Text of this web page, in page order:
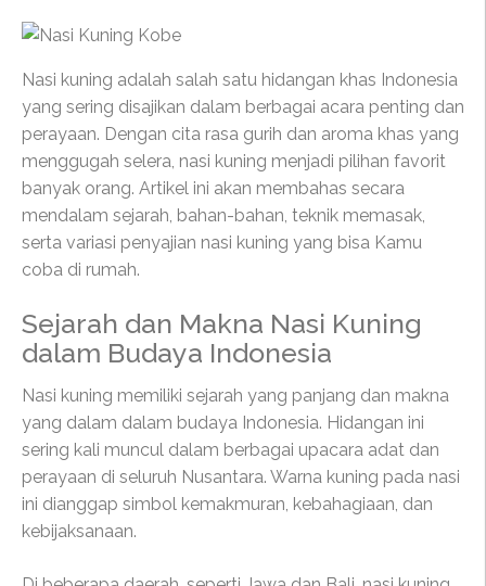
Nasi kuning adalah salah satu hidangan khas Indonesia
yang sering disajikan dalam berbagai acara penting dan
perayaan. Dengan cita rasa gurih dan aroma khas yang
menggugah selera, nasi kuning menjadi pilihan favorit
banyak orang. Artikel ini akan membahas secara
mendalam sejarah, bahan-bahan, teknik memasak,
serta variasi penyajian nasi kuning yang bisa Kamu
coba di rumah.
Sejarah dan Makna Nasi Kuning
dalam Budaya Indonesia
Nasi kuning memiliki sejarah yang panjang dan makna
yang dalam dalam budaya Indonesia. Hidangan ini
sering kali muncul dalam berbagai upacara adat dan
perayaan di seluruh Nusantara. Warna kuning pada nasi
ini dianggap simbol kemakmuran, kebahagiaan, dan
kebijaksanaan.